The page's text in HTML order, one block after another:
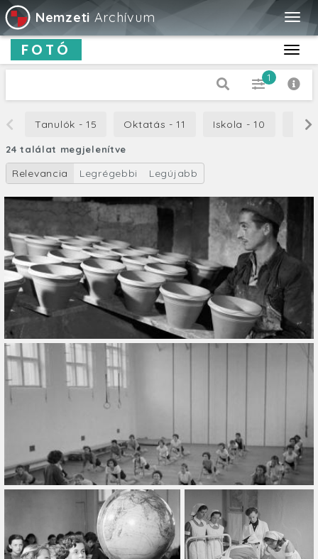
Nemzeti Archívum
FOTÓ
1
Dátum típus
-tól
-ig
Cím
Leírás
Orientáció
Gyűjtemény
Összes
Összes
Ingyenes
10 évnél régebbiek
Fotós(ok)
Szerepel
Fotós hozzáadása
Hozzáad
Szűrő törlése
Tanulók - 15 Oktatás - 11 Iskola - 10
24 találat megjelenítve
Relevancia Legrégebbi Legújabb